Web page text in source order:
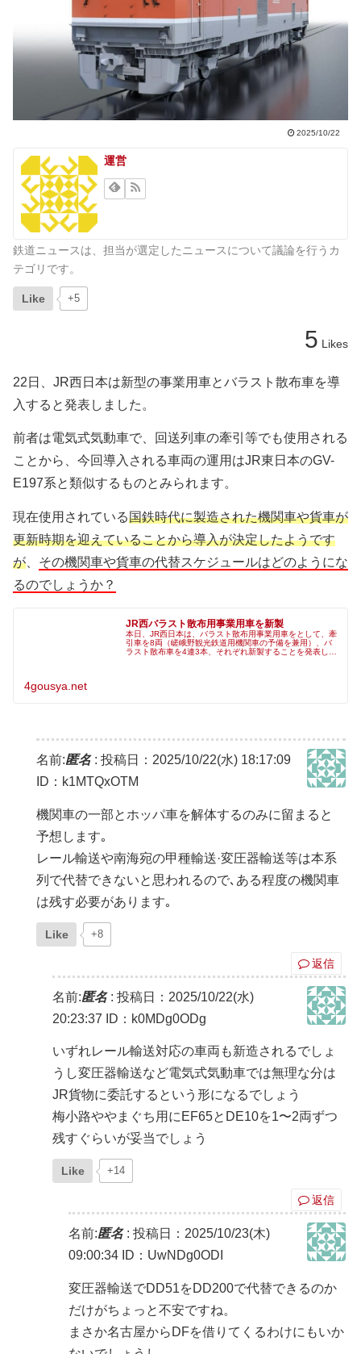
2025/10/22
運営
鉄道ニュースは、担当が選定したニュースについて議論を行うカ
テゴリです。
Like +5
5 Likes
22日、JR西日本は新型の事業用車とバラスト散布車を導
入すると発表しました。
前者は電気式気動車で、回送列車の牽引等でも使用される
ことから、今回導入される車両の運用はJR東日本のGV-
E197系と類似するものとみられます。
現在使用されている国鉄時代に製造された機関車や貨車が
更新時期を迎えていることから導入が決定したようです
が
その機関車や貨車の代替スケジュールはどのようにな
るのでしょうか？
JR西バラスト散布用事業用車を新製
本日、JR西日本は、バラスト散布用事業用車をとして、牽
引車を8両（嵯峨野観光鉄道用機関車の予備を兼用）、バ
ラスト散布車を4連3本、それぞれ新製することを発表しま
4gousya.net
名前:匿名: 投稿日：2025/10/22(水) 18:17:09
ID：k1MTQxOTM
機関車の一部とホッパ車を解体するのみに留まると
予想します｡
レール輸送や南海宛の甲種輸送·変圧器輸送等は本系
列で代替できないと思われるので､ある程度の機関車
は残す必要があります｡
Like +8
返信
名前:匿名: 投稿日：2025/10/22(水)
20:23:37
ID：k0MDg0ODg
いずれレール輸送対応の車両も新造されるでしょ
うし変圧器輸送など電気式気動車では無理な分は
JR貨物に委託するという形になるでしょう
梅小路ややまぐち用にEF65とDE10を1〜2両ずつ
残すぐらいが妥当でしょう
Like +14
返信
名前:匿名: 投稿日：2025/10/23(木)
09:00:34 ID：UwNDg0ODI
変圧器輸送でDD51をDD200で代替できるのか
だけがちょっと不安ですね。
まさか名古屋からDFを借りてくるわけにもいか